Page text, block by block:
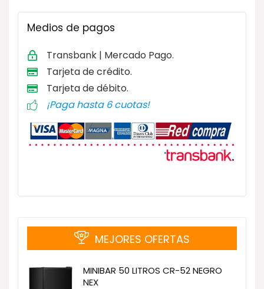
Medios de pagos
Transbank | Mercado Pago.
Tarjeta decrédito.
Tarjeta de débito.
¡Paga hasta 6 cuotas!
MEJORES OFERTAS
MINIBAR 50 LITROS CR-52 NEGRO
NEX